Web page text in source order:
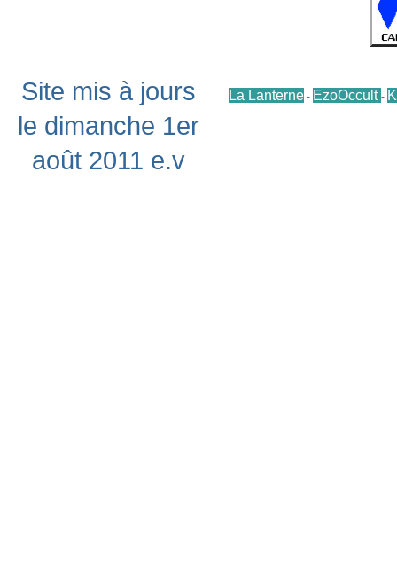
Site mis à jours
le dimanche 1er
août 2011 e.v
La Lanterne- EzoOccult -